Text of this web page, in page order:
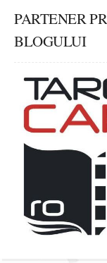
PARTENER
BLOGULUI